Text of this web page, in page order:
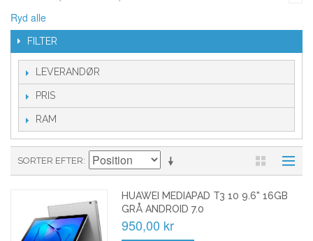
Ryd alle
FILTER
LEVERANDØR
PRIS
RAM
SORTER EFTER
HUAWEI MEDIAPAD T3 10 9.6" 16GB
GRÅ ANDROID 7.0
950,00 kr